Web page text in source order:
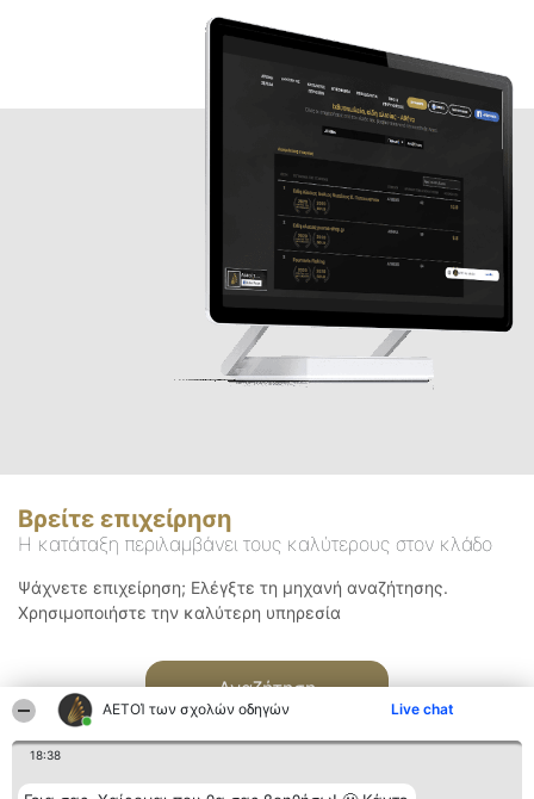
ΑΕΤΟΊ των σχολών οδηγών Live chat
18:38
Βρείτε επιχείρηση
Η κατάταξη περιλαμβάνει τους καλύτερους στον κλάδο
Ψάχνετε επιχείρηση; Ελέγξτε τη μηχανή αναζήτησης.
Χρησιμοποιήστε την καλύτερη υπηρεσία
Αναζήτηση